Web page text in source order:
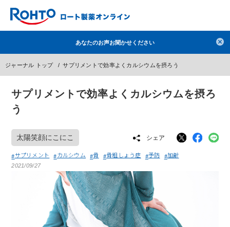
デオコ セラミド オバジ ダーマセプトRX
冬虫夏草 セノビック
メラノCC ケアセラ
ヘリオホワイト
ブランドから探す 使用用途から探す
成分から探す 注目の商品 を見る
検索
あなたのお声お聞かせください
ジャーナル トップ サプリメントで効率よくカルシウムを摂ろう
サプリメントで効率よくカルシウムを摂ろ
う
太陽笑顔にこにこ シェア
サプリメント カルシウム 骨 骨粗しょう症 予防 加齢
2021/09/27